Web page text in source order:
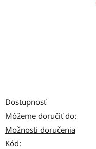
Dostupnosť
Môžeme doručiť do:
Možnosti doručenia
Kód: